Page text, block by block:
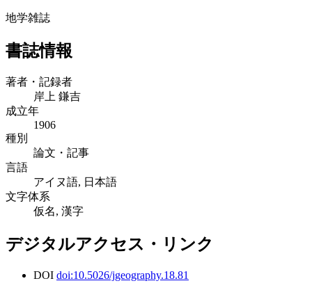
地学雑誌
書誌情報
著者・記録者
岸上 鎌吉
成立年
1906
種別
論文・記事
言語
アイヌ語, 日本語
文字体系
仮名, 漢字
デジタルアクセス・リンク
DOI doi:10.5026/jgeography.18.81